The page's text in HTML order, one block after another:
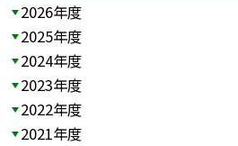
2026年度
2025年度
2024年度
2023年度
2022年度
2021年度